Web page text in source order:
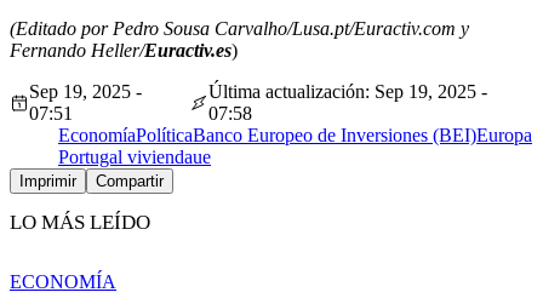
(Editado por Pedro Sousa Carvalho/Lusa.pt/Euractiv.com y
Fernando Heller/Euractiv.es)
Sep 19, 2025 -
07:51
Última actualización: Sep 19, 2025 -
07:58
EconomíaPolíticaBanco Europeo de Inversiones (BEI)Europa
Portugal viviendaue
Imprimir Compartir
LO MÁS LEÍDO
ECONOMÍA